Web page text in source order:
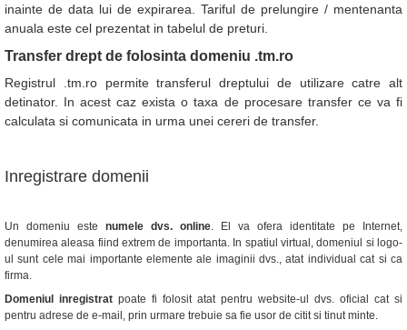
inainte de data lui de expirarea. Tariful de prelungire / mentenanta
anuala este cel prezentat in tabelul de preturi.
Transfer drept de folosinta domeniu .tm.ro
Registrul .tm.ro permite transferul dreptului de utilizare catre alt
detinator. In acest caz exista o taxa de procesare transfer ce va fi
calculata si comunicata in urma unei cereri de transfer.
Inregistrare domenii
Un domeniu este numele dvs. online . El va ofera identitate pe Internet,
denumirea aleasa fiind extrem de importanta. In spatiul virtual, domeniul si logo-
ul sunt cele mai importante elemente ale imaginii dvs., atat individual cat si ca
firma.
Domeniul inregistrat poate fi folosit atat pentru website-ul dvs. oficial cat si
pentru adrese de e-mail, prin urmare trebuie sa fie usor de citit si tinut minte.